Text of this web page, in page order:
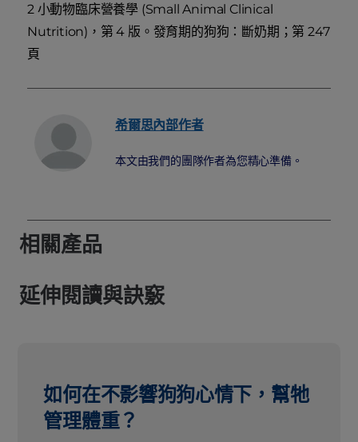
2 小動物臨床營養學 (Small Animal Clinical
Nutrition)，第 4 版。發育期的狗狗：斷奶期；第 247
頁
希爾思內部作者
本文由我們的團隊作者為您精心準備。
相關產品
延伸閱讀與訣竅
如何在不影響狗狗心情下，幫牠
管理體重？